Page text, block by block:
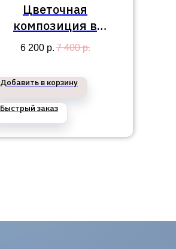
Цветочная
композиция в
Приморский район
№188
6 200 р. 7 400 р.
Добавить в корзину
Быстрый заказ